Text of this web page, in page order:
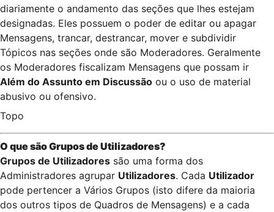
diariamente o andamento das seções que lhes estejam
designadas. Eles possuem o poder de editar ou apagar
Mensagens, trancar, destrancar, mover e subdividir
Tópicos nas seções onde são Moderadores. Geralmente
os Moderadores fiscalizam Mensagens que possam ir
Além do Assunto em Discussão ou o uso de material
abusivo ou ofensivo.
Topo
O que são Grupos deUtilizadores?
Grupos de Utilizadores são uma forma dos
Administradores agrupar Utilizadores. Cada Utilizador
pode pertencer a Vários Grupos (isto difere da maioria
dos outros tipos de Quadros de Mensagens) e a cada